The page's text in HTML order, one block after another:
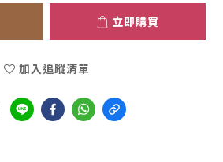
立即購買
加入追蹤清單